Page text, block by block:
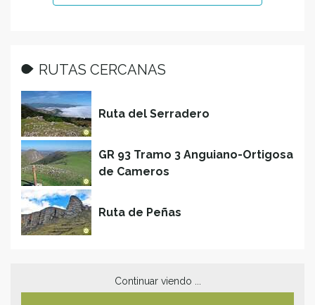
RUTAS CERCANAS
Ruta del Serradero
GR 93 Tramo 3 Anguiano-Ortigosa
de Cameros
Ruta de Peñas
Continuar viendo ...